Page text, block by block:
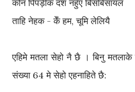
कोन पिपड़ीक दंश नहुँए बिसबिसायल
ताहि नेहक - केँ हम, चूमि लेलियै
एहिमे मतला सेहो नै छै । बिनु
संख्या 64 मे सेहो एहनाहिते छै: